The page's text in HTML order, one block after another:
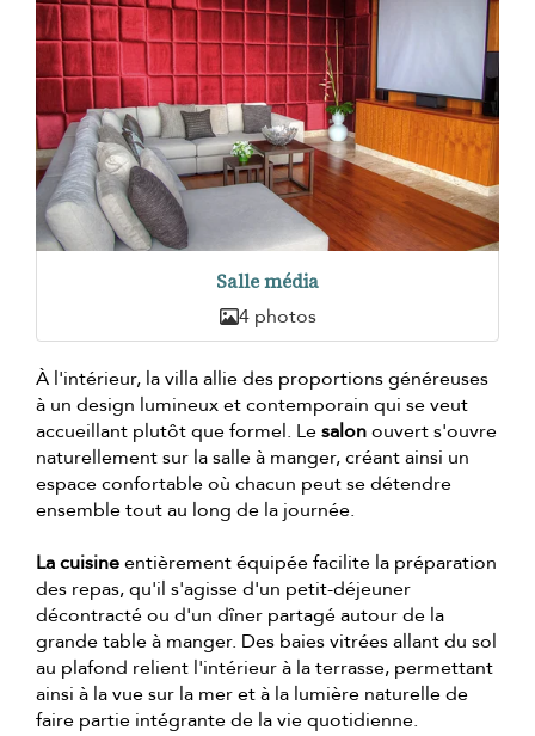
Salle média
4 photos
À l'intérieur, la villa allie des proportions généreuses
à un design lumineux et contemporain qui se veut
accueillant plutôt que formel. Lesalonouvert s'ouvre
naturellement sur la salle à manger, créant ainsi un
espace confortable où chacun peut se détendre
ensemble tout au long de la journée.
La cuisineentièrement équipée facilite la préparation
des repas, qu'il s'agisse d'un petit-déjeuner
décontracté ou d'un dîner partagé autour de la
grande table à manger. Des baies vitrées allant du sol
au plafond relient l'intérieur à la terrasse, permettant
ainsi à la vue sur la mer et à la lumière naturelle de
faire partie intégrante de la vie quotidienne.